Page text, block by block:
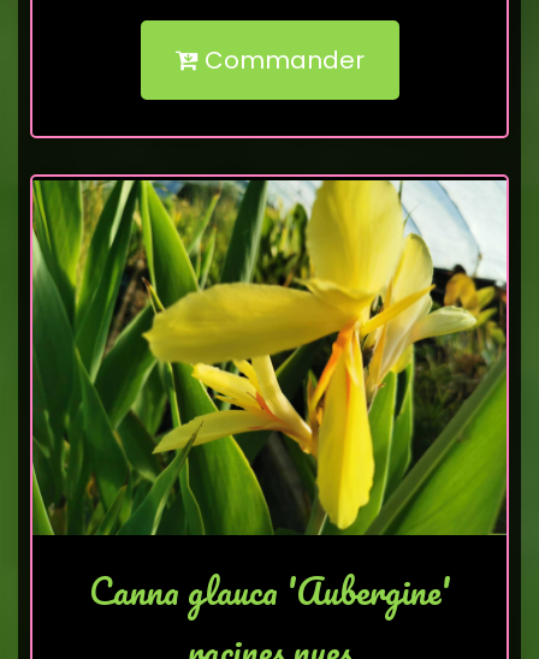
Commander
Canna glauca 'Aubergine'